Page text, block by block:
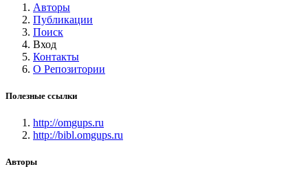
Авторы
Публикации
Поиск
Вход
Контакты
О Репозитории
Полезные ссылки
http://omgups.ru
http://bibl.omgups.ru
Авторы